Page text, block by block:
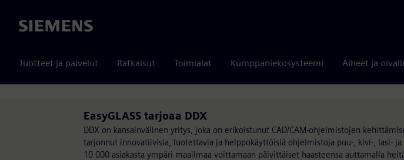
Siemens
Tuotteet ja palvelut Ratkaisut Toimialat Kumppaniekosysteemi Aiheet ja
EasyGLASS tarjoaa DDX
DDX on kansainvälinen yritys, joka on erikoistunut CAD/CAM-ohjelmistojen
tarjonnut innovatiivisia, luotettavia ja helppokäyttöisiä ohjelmistoja puu-, kivi-, lasi-
10 000 asiakasta ympäri maailmaa voittamaan päivittäiset haasteensa auttamalla